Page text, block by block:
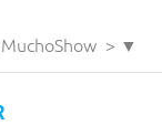
MuchoShow > ▼